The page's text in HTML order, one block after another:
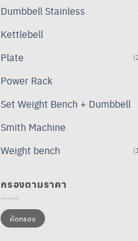
Dumbbell Stainless
Kettlebell
Plate
Power Rack
Set Weight Bench + Dumbbell
Smith Machine
Weight bench
กรองตามราคา
ราคา
ต่ำ
สุด
ราคา
สูงสุดคัดกรอง